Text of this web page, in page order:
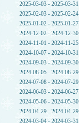
2025-03-03 - 2025-03-31
2025-02-03 - 2025-02-24
2025-01-02 - 2025-01-27
2024-12-02 - 2024-12-30
2024-11-01 - 2024-11-25
2024-10-07 - 2024-10-31
2024-09-03 - 2024-09-30
2024-08-05 - 2024-08-29
2024-07-08 - 2024-07-29
2024-06-03 - 2024-06-27
2024-05-06 - 2024-05-30
2024-04-29 - 2024-04-29
2024-03-04 - 2024-03-31